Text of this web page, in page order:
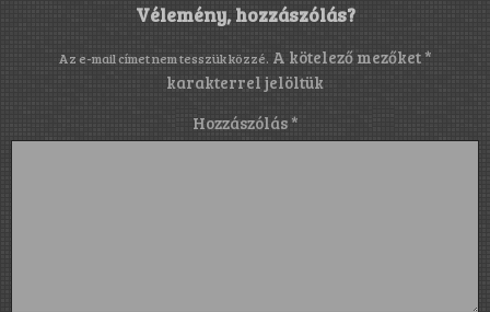
Vélemény, hozzászólás?
Az e-mail címet nem tesszük közzé. A kötelező mezőket *
karakterrel jelöltük
Hozzászólás *